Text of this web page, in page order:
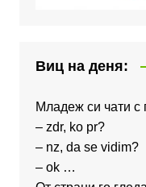
Виц на деня:
Младеж си чати с
– zdr, ko pr?
– nz, da se vidim?
– ok …